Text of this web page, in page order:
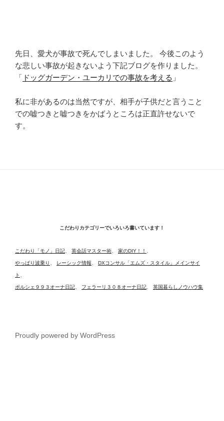
先日、愛犬が事故で死んでしまいました。 今後このよう
な悲しい事故が起きないよう下記ブログを作りました。
「 ドッグガーデン・ユーカリでの事故を考える 」
私に非があるのは当然ですが、相手が子供だと言うこと
での嘘つきと嘘つきをかばうところは正直許せないで
す。
こだわりカテゴリーでいろいろ書いています！
こだわり「モノ」日記 英会話マスター術 家のDIY！！
やっぱり波乗り レーシック情報 DXコンサル「エムズ・スタイル」メインサイ
ト
ポルシェ９９３オーナ日記 フェラーリ３０８オーナ日記 英国暮らしノウハウ集
Proudly powered by WordPress